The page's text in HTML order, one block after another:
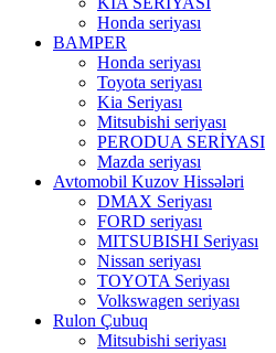
Honda seriyası
BAMPER
Honda seriyası
Toyota seriyası
Kia Seriyası
Mitsubishi seriyası
PERODUA SERİYASI
Mazda seriyası
Avtomobil Kuzov Hissələri
DMAX Seriyası
FORD seriyası
MITSUBISHI Seriyası
Nissan seriyası
TOYOTA Seriyası
Volkswagen seriyası
Rulon Çubuq
Mitsubishi seriyası